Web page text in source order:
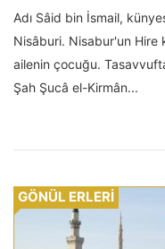
Adı Sâid bin İsmail,
Nisâburi. Nisabur'un Hire
ailenin çocuğu.
Şah Şucâ el-Kirmân...
GÖNÜL ERLERİ